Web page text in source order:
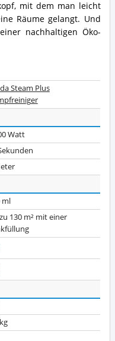
mit dem man leicht
Räume gelangt. Und
nachhaltigen Öko-
Steam Plus
Watt
ml
130 m² mit einer